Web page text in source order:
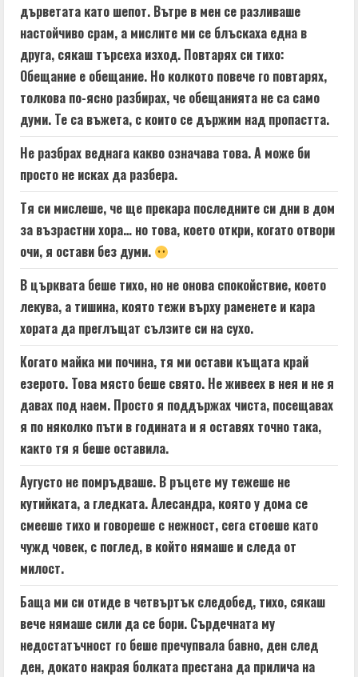
дърветата като шепот. Вътре в мен се разливаше
настойчиво срам, а мислите ми се блъскаха една в
друга, сякаш търсеха изход. Повтарях си тихо:
Обещание е обещание. Но колкото повече го повтарях,
толкова по-ясно разбирах, че обещанията не са само
думи. Те са въжета, с които се държим над пропастта.
Не разбрах веднага какво означава това. А може би
просто не исках да разбера.
Тя си мислеше, че ще прекара последните си дни в дом
за възрастни хора… но това, което откри, когато отвори
очи, я остави без думи.
В църквата беше тихо, но не онова спокойствие, което
лекува, а тишина, която тежи върху раменете и кара
хората да преглъщат сълзите си на сухо.
Когато майка ми почина, тя ми остави къщата край
езерото. Това място беше свято. Не живеех в нея и не я
давах под наем. Просто я поддържах чиста, посещавах
я по няколко пъти в годината и я оставях точно така,
както тя я беше оставила.
Аугусто не помръдваше. В ръцете му тежеше не
кутийката, а гледката. Алесандра, която у дома се
смееше тихо и говореше с нежност, сега стоеше като
чужд човек, с поглед, в който нямаше и следа от
милост.
Баща ми си отиде в четвъртък следобед, тихо, сякаш
вече нямаше сили да се бори. Сърдечната му
недостатъчност го беше пречупвала бавно, ден след
ден, докато накрая болката престана да прилича на